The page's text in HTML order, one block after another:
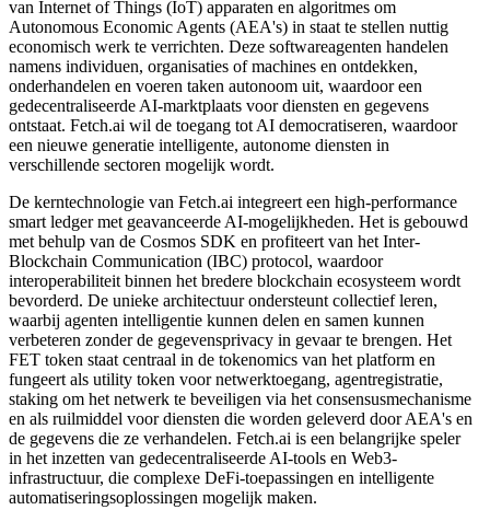
van Internet of Things (IoT) apparaten en algoritmes om
Autonomous Economic Agents (AEA's) in staat te stellen nuttig
economisch werk te verrichten. Deze softwareagenten handelen
namens individuen, organisaties of machines en ontdekken,
onderhandelen en voeren taken autonoom uit, waardoor een
gedecentraliseerde AI-marktplaats voor diensten en gegevens
ontstaat. Fetch.ai wil de toegang tot AI democratiseren, waardoor
een nieuwe generatie intelligente, autonome diensten in
verschillende sectoren mogelijk wordt.
De kerntechnologie van Fetch.ai integreert een high-performance
smart ledger met geavanceerde AI-mogelijkheden. Het is gebouwd
met behulp van de Cosmos SDK en profiteert van het Inter-
Blockchain Communication (IBC) protocol, waardoor
interoperabiliteit binnen het bredere blockchain ecosysteem wordt
bevorderd. De unieke architectuur ondersteunt collectief leren,
waarbij agenten intelligentie kunnen delen en samen kunnen
verbeteren zonder de gegevensprivacy in gevaar te brengen. Het
FET token staat centraal in de tokenomics van het platform en
fungeert als utility token voor netwerktoegang, agentregistratie,
staking om het netwerk te beveiligen via het consensusmechanisme
en als ruilmiddel voor diensten die worden geleverd door AEA's en
de gegevens die ze verhandelen. Fetch.ai is een belangrijke speler
in het inzetten van gedecentraliseerde AI-tools en Web3-
infrastructuur, die complexe DeFi-toepassingen en intelligente
automatiseringsoplossingen mogelijk maken.